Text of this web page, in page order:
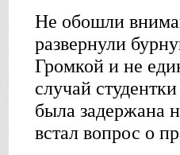
Не обошли
развернули
Громкой и не
случай
была задержана
встал вопрос о